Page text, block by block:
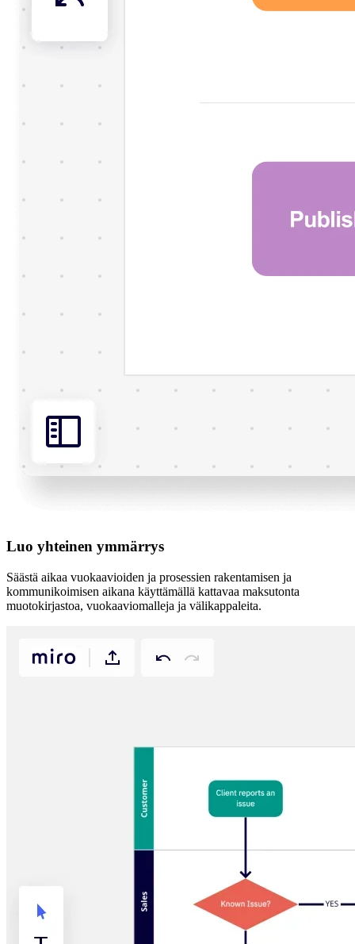
Luo yhteinen ymmärrys
Säästä aikaa vuokaavioiden ja prosessien rakentamisen ja
kommunikoimisen aikana käyttämällä kattavaa maksutonta
muotokirjastoa, vuokaaviomalleja ja välikappaleita.